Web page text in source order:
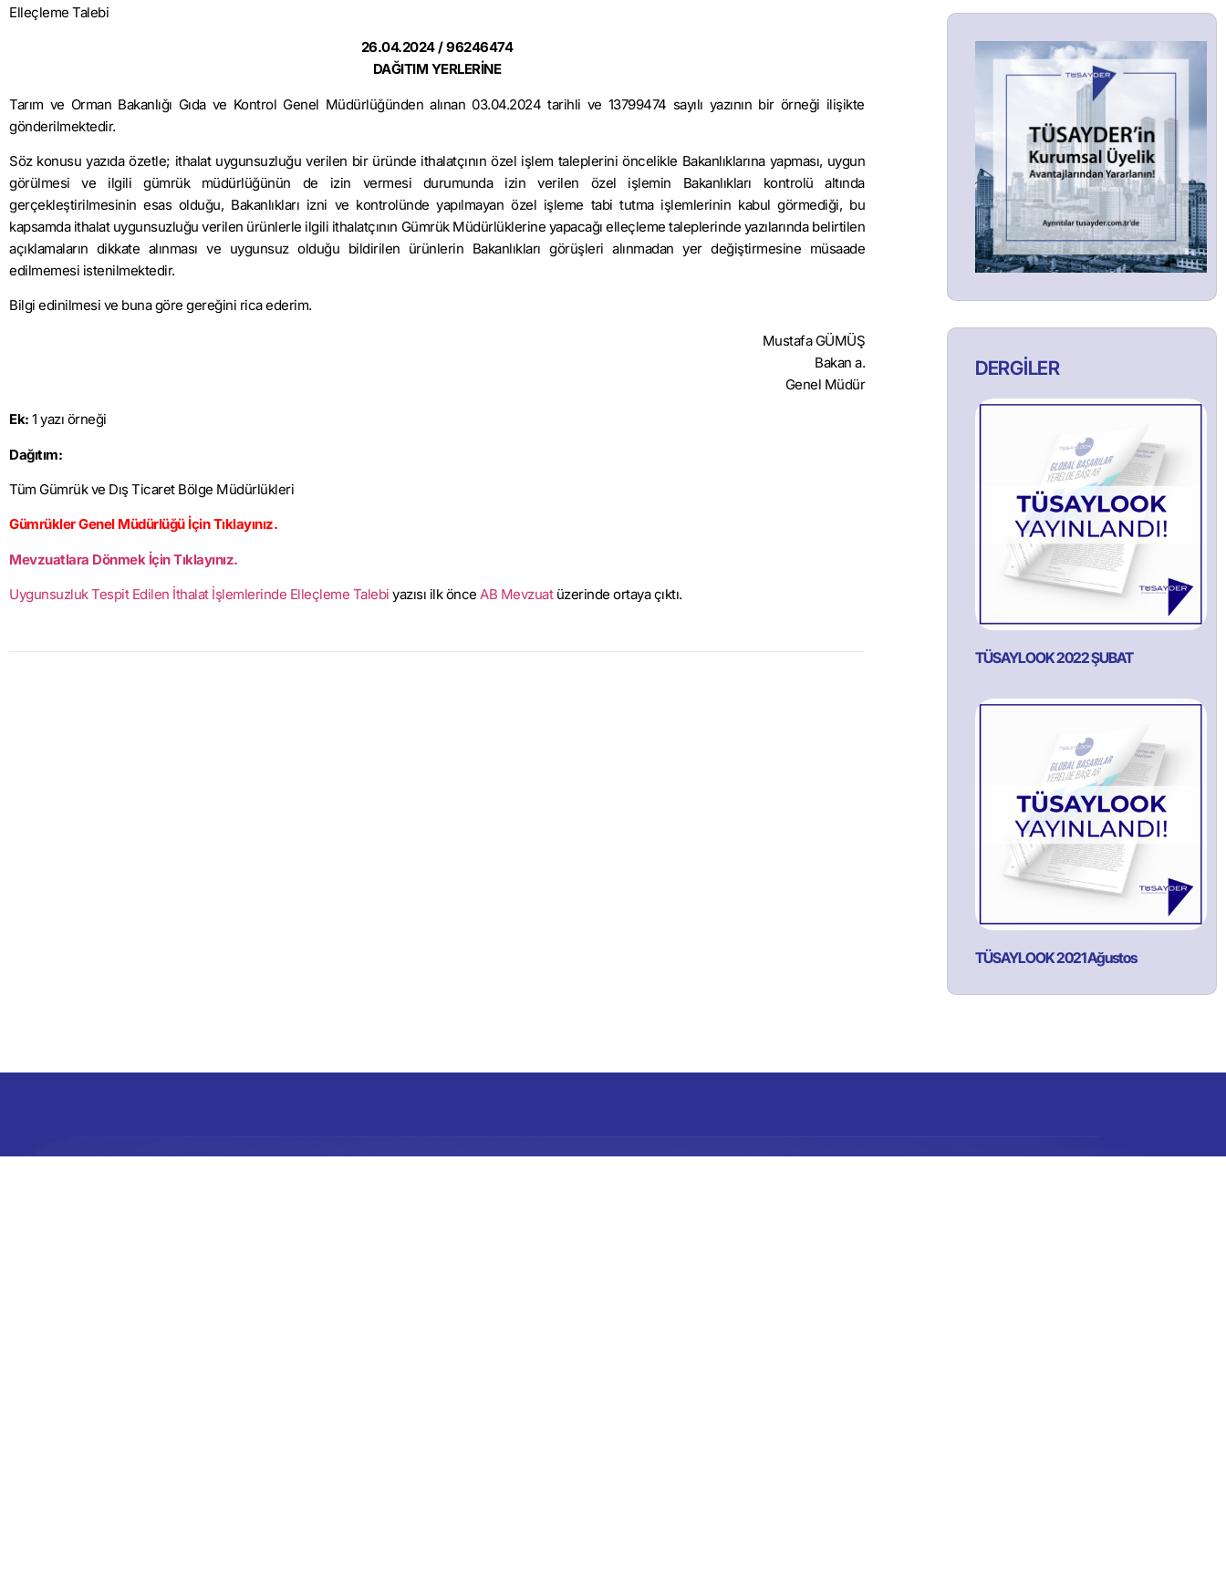
Elleçleme Talebi
26.04.2024 / 96246474
DAĞITIM YERLERİNE
Tarım ve Orman Bakanlığı Gıda ve Kontrol Genel Müdürlüğünden alınan 03.04.2024 tarihli ve 13799474 sayılı yazının bir örneği ilişikte
gönderilmektedir.
Söz konusu yazıda özetle; ithalat uygunsuzluğu verilen bir üründe ithalatçının özel işlem taleplerini öncelikle Bakanlıklarına yapması, uygun
görülmesi ve ilgili gümrük müdürlüğünün de izin vermesi durumunda izin verilen özel işlemin Bakanlıkları kontrolü altında
gerçekleştirilmesinin esas olduğu, Bakanlıkları izni ve kontrolünde yapılmayan özel işleme tabi tutma işlemlerinin kabul görmediği, bu
kapsamda ithalat uygunsuzluğu verilen ürünlerle ilgili ithalatçının Gümrük Müdürlüklerine yapacağı elleçleme taleplerinde yazılarında belirtilen
açıklamaların dikkate alınması ve uygunsuz olduğu bildirilen ürünlerin Bakanlıkları görüşleri alınmadan yer değiştirmesine müsaade
edilmemesi istenilmektedir.
Bilgi edinilmesi ve buna göre gereğini rica ederim.
Mustafa GÜMÜŞ
Bakan a.
Genel Müdür
Ek: 1 yazı örneği
Dağıtım:
Tüm Gümrük ve Dış Ticaret Bölge Müdürlükleri
Gümrükler Genel Müdürlüğü İçin Tıklayınız.
Mevzuatlara Dönmek İçin Tıklayınız.
Uygunsuzluk Tespit Edilen İthalat İşlemlerinde Elleçleme Talebi yazısı ilk önce AB Mevzuatüzerinde ortaya çıktı.
DERGİLER
TÜSAYLOOK 2022 ŞUBAT
TÜSAYLOOK 2021 Ağustos